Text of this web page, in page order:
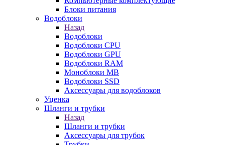
Блоки питания
Водоблоки
Назад
Водоблоки
Водоблоки CPU
Водоблоки GPU
Водоблоки RAM
Моноблоки MB
Водоблоки SSD
Аксессуары для водоблоков
Уценка
Шланги и трубки
Назад
Шланги и трубки
Аксессуары для трубок